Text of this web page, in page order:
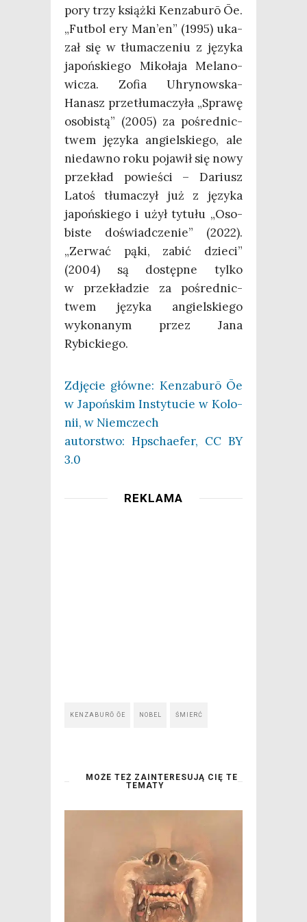
pory trzy książ­ki Ken­za­bu­rō Ōe.
„Fut­bol ery Man’en” (1995) uka­
zał się w tłu­ma­cze­niu z języ­ka
japoń­skie­go Miko­ła­ja Mela­no­
wi­cza. Zofia Uhry­now­ska-
Hanasz prze­tłu­ma­czy­ła „Spra­wę
oso­bi­stą” (2005) za pośred­nic­
twem języ­ka angiel­skie­go, ale
nie­daw­no roku poja­wił się nowy
prze­kład powie­ści – Dariusz
Latoś tłu­ma­czył już z języ­ka
japoń­skie­go i użył tytu­łu „Oso­
bi­ste doświad­cze­nie” (2022).
„Zerwać pąki, zabić dzie­ci”
(2004) są dostęp­ne tyl­ko
w prze­kła­dzie za pośred­nic­
twem języ­ka angiel­skie­go
wyko­na­nym przez Jana
Rybickiego.
Zdję­cie głów­ne: Ken­za­bu­rō Ōe
w Japoń­skim Insty­tu­cie w Kolo­
nii, w Niem­czech
autor­stwo: Hpscha­efer, CC BY
3.0
REKLAMA
KENZABURŌ ŌE NOBEL ŚMIERĆ
MOŻE TEŻ ZAINTERESUJĄ CIĘ TE
TEMATY